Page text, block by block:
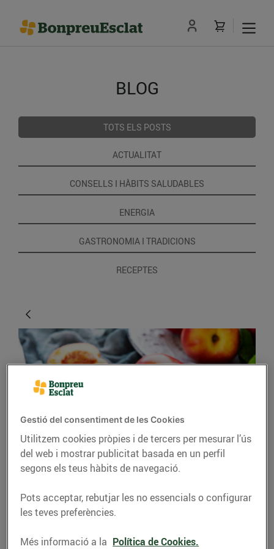
BLOG
TOTS ELS POSTS
ACTUALITAT
CONSELLS I HÀBITS SALUDABLES
ENERGIA
GASTRONOMIA I TRADICIONS
RECEPTES
CONSELLS I HÀBITS SALUDABLES
Com gaudir de les
fruites del juny al seu
punt
30/de maig/2022
Gestió del consentiment de les Cookies
Utilitzem cookies pròpies i de tercers per mesurar l’ús
del web i mostrar publicitat basada en un perfil
segons els teus hàbits de navegació.
Pots acceptar, rebutjar les no essencials o configurar
les teves preferències.
Més informació a la Política de Cookies.